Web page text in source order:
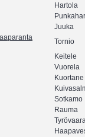
Hartola
Juuka
Tornio
Keitele
Vuorela
Kuortane
Sotkamo
Rauma